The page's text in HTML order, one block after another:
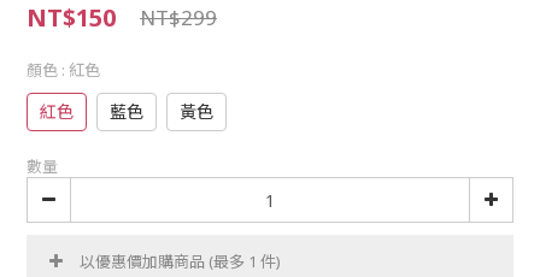
NT$150 NT$299
顏色 : 紅色
紅色 藍色 黃色
數量
以優惠價加購商品 (最多 1 件)